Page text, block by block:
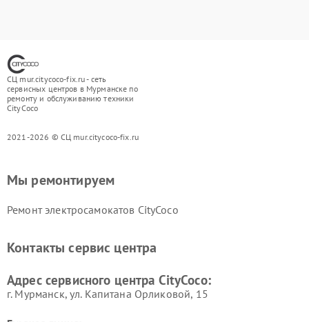
СЦ mur.citycoco-fix.ru - сеть
сервисных центров в Мурманске по
ремонту и обслуживанию техники
CityCoco
2021-2026 © СЦ mur.citycoco-fix.ru
Мы ремонтируем
Ремонт электросамокатов CityCoco
Контакты сервис центра
Адрес сервисного центра CityCoco:
г. Мурманск, ул. Капитана Орликовой, 15